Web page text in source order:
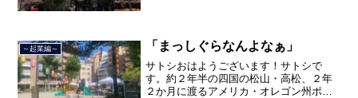
品川区南大井で不動産を主...
～起業編～ 「まっしぐらなんよなぁ」
サトシおはようございます！サトシで
す。約２年半の四国の松山・高松、２年
２か月に渡るアメリカ・オレゴン州ポー